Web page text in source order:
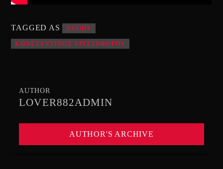
TAGGED AS DOODY
ΚΩΝΣΤΑΝΤΙΝΟΣ ΧΡΙΣΤΟΦΟΡΟΥ
AUTHOR
LOVER882ADMIN
AUTHOR'S ARCHIVE